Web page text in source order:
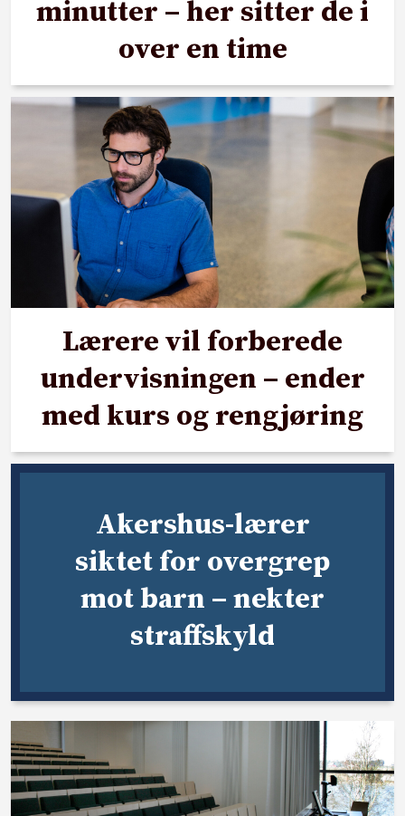
minutter – her sitter de i
over en time
Lærere vil forberede
undervisningen – ender
med kurs og rengjøring
Akershus-lærer
siktet for overgrep
mot barn – nekter
straffskyld